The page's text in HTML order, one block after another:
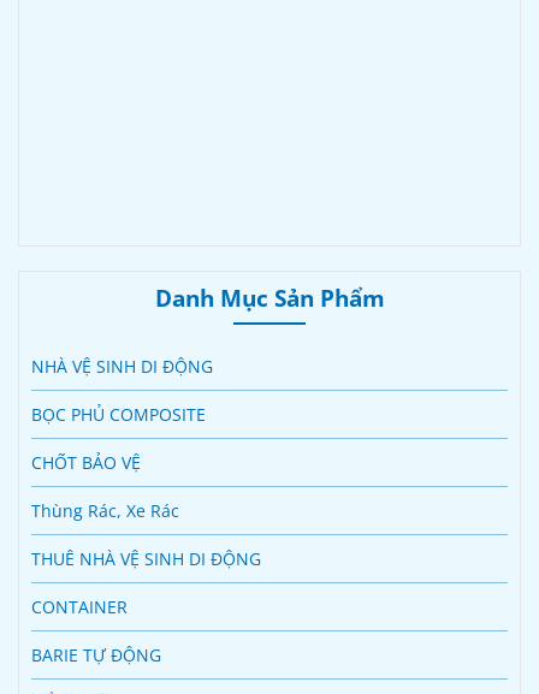
Danh Mục Sản Phẩm
NHÀ VỆ SINH DI ĐỘNG
BỌC PHỦ COMPOSITE
CHỐT BẢO VỆ
Thùng Rác, Xe Rác
THUÊ NHÀ VỆ SINH DI ĐỘNG
CONTAINER
BARIE TỰ ĐỘNG